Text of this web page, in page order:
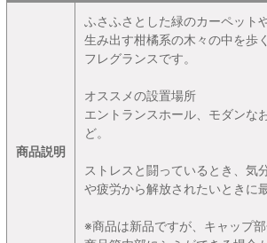
商品説明
ふさふさとした緑のカーペット
生み出す柑橘系の木々の中を歩
フレグランスです。
オススメの設置場所
エントランスホール、モダンな
ど。
ストレスと闘っているとき、気
や疲労から解放されたいときに最
※商品は新品ですが、キャップ